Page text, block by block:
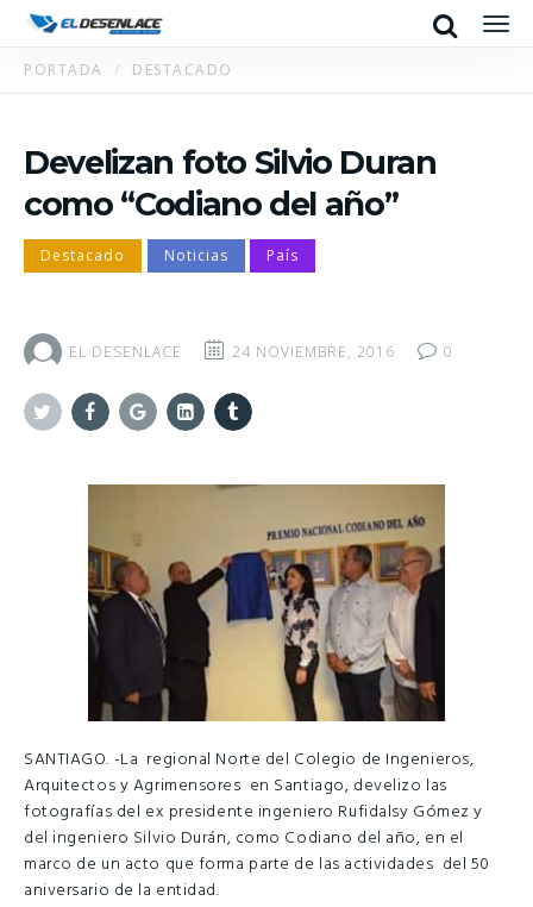
Search
PORTADA DESTACADO
Develizan foto Silvio Duran
como “Codiano del año”
Destacado Noticias País
EL DESENLACE 24 NOVIEMBRE, 2016 0
SANTIAGO. -La regional Norte del Colegio de Ingenieros,
Arquitectos y Agrimensores en Santiago, develizo las
fotografías del ex presidente ingeniero Rufidalsy Gómez y
del ingeniero Silvio Durán, como Codiano del año, en el
marco de un acto que forma parte de las actividades del 50
aniversario de la entidad.